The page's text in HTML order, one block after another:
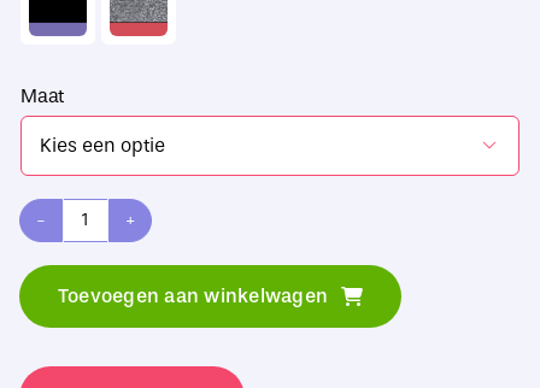
Maat

Spiro
Fitness
Toevoegen aan winkelwagen